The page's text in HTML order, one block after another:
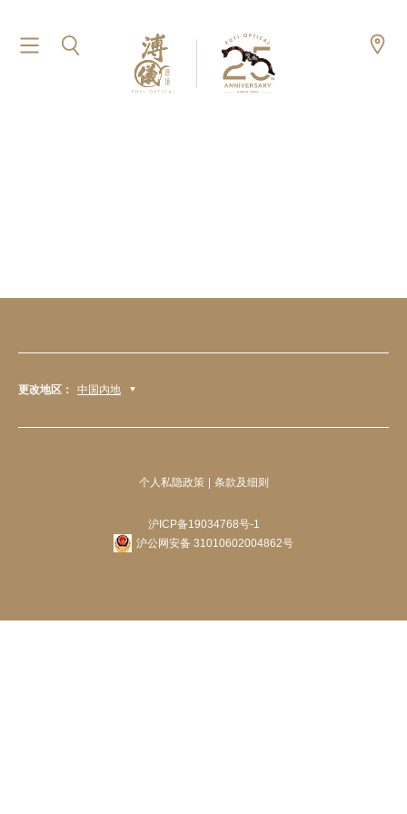
更改地区： 中国内地
个人私隐政策 条款及细则
沪ICP备19034768号-1
沪公网安备 31010602004862号